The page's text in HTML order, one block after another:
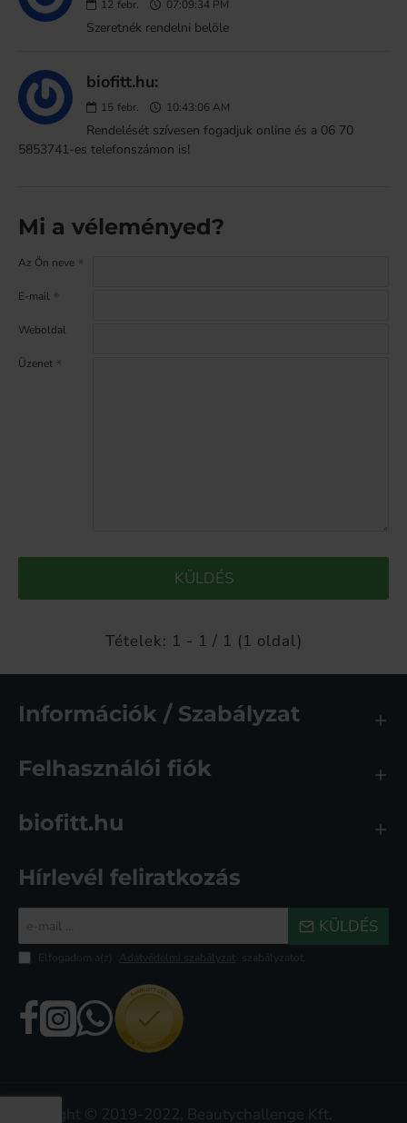
12 febr. 07:09:34 PM
Szeretnék rendelni belöle
biofitt.hu:
15 febr. 10:43:06 AM
Rendelését szívesen fogadjuk online és a 06 70
5853741-es telefonszámon is!
Mi a véleményed?
Az Ön neve
E-mail
Weboldal
Üzenet
KÜLDÉS
Tételek: 1 - 1 / 1 (1 oldal)
Információk / Szabályzat
Felhasználói fiók
biofitt.hu
Hírlevél feliratkozás
mail
...
KÜLDÉS
Elfogadom a(z) Adatvédelmi szabályzat szabályzatot.
Copyright © 2019-2022, Beautychallenge Kft.